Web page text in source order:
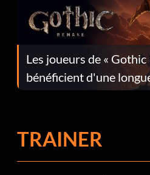
Les joueurs de « Gothic
bénéficient d'une
corrections dans la
TRAINER